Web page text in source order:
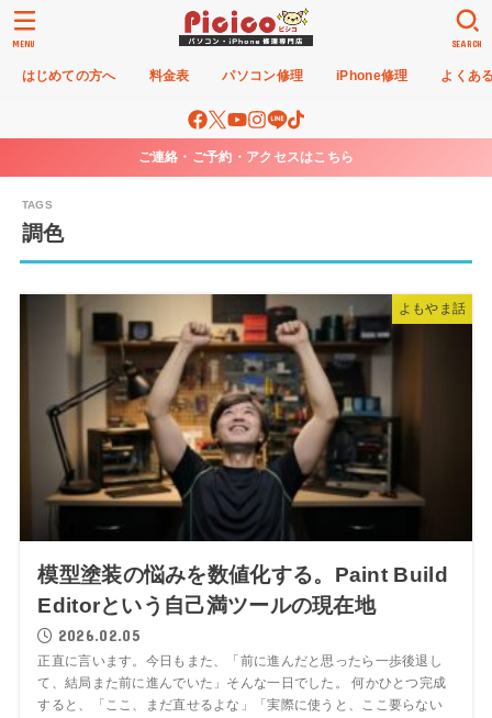
はじめての方へ 料金表 パソコン修理 iPhone修理 よくあ
SEARCH
MENU
ご連絡・ご予約・アクセスはこちら
調色
よもやま話
模型塗装の悩みを数値化する。Paint Build
Editorという自己満ツールの現在地
2026.02.05
正直に言います。今日もまた、「前に進んだと思ったら一歩後退し
て、結局また前に進んでいた」そんな一日でした。 何かひとつ完成
すると、「ここ、まだ直せるよな」「実際に使うと、ここ要らない